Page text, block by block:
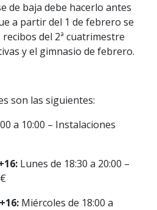
de baja debe hacerlo antes
a partir del 1 de febrero se
del 2ª cuatrimestre
y el gimnasio de febrero.
son las siguientes:
a 10:00 – Instalaciones
Lunes de 18:30 a 20:00 –
Miércoles de 18:00 a